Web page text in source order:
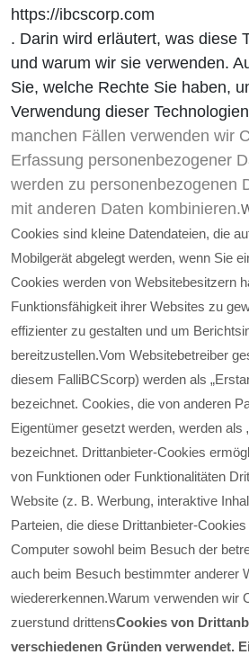
https://ibcscorp.com
. Darin wird erläutert, was diese
und warum wir sie verwenden.
Sie, welche Rechte Sie haben,
Verwendung dieser
manchen Fällen verwenden wir
Erfassung personenbezogener
werden zu personenbezogenen
mit anderen Daten kombinieren.
Cookies sind kleine Datendateien, die
Mobilgerät abgelegt werden, wenn Sie
Cookies werden von Websitebesitzern
Funktionsfähigkeit ihrer Websites zu
effizienter zu gestalten und um
bereitzustellen.Vom Websitebetreiber
diesem FalliBCScorp) werden als
bezeichnet. Cookies, die von anderen
Eigentümer gesetzt werden, werden als
bezeichnet. Drittanbieter-Cookies
von Funktionen oder Funktionalitäten
Website (z. B. Werbung, interaktive
Parteien, die diese Drittanbieter-
Computer sowohl beim Besuch der
auch beim Besuch bestimmter anderer
wiedererkennen.Warum verwenden wir
zuerstund drittensCookies von
verschiedenen Gründen verwendet.